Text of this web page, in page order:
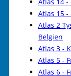
Atlas 15
Atlas 2
Belgien
Atlas 3 -
Atlas 5 -
Atlas 6 -